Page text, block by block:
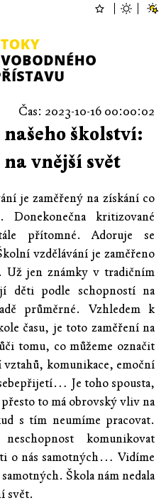
Čas: 2023-10-16 00:00:02
školství:
vnější svět
je zaměřený na získání co
kritizované
přítomné. Adoruje se
vzdělávání je zaměřeno
. Už jen známky v tradičním
děti podle schopností na
průměrné. Vzhledem k
času, je toto zaměření na
tomu, co můžeme označit
komunikace, emoční
Je toho spousta,
to má obrovský vliv na
s tím neumíme pracovat.
komunikovat
o nás samotných… Vidíme
Škola nám nedala
svět.